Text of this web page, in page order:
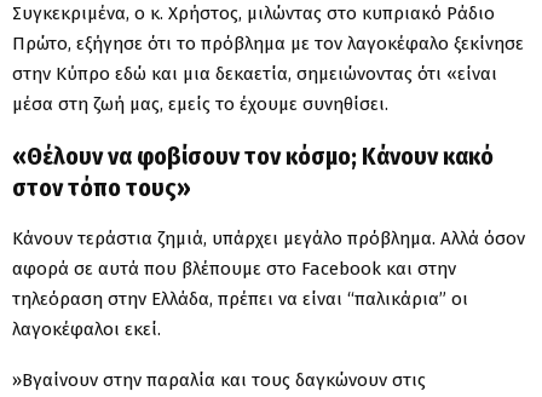
Συγκεκριμένα, ο κ. Χρήστος, μιλώντας στο κυπριακό Ράδιο
Πρώτο, εξήγησε ότι το πρόβλημα με τον λαγοκέφαλο ξεκίνησε
στην Κύπρο εδώ και μια δεκαετία, σημειώνοντας ότι «είναι
μέσα στη ζωή μας, εμείς το έχουμε συνηθίσει.
«Θέλουν να φοβίσουν τον κόσμο; Κάνουν κακό
στον τόπο τους»
Κάνουν τεράστια ζημιά, υπάρχει μεγάλο πρόβλημα. Αλλά όσον
αφορά σε αυτά που βλέπουμε στο Facebook και στην
τηλεόραση στην Ελλάδα, πρέπει να είναι “παλικάρια” οι
λαγοκέφαλοι εκεί.
»Βγαίνουν στην παραλία και τους δαγκώνουν στις